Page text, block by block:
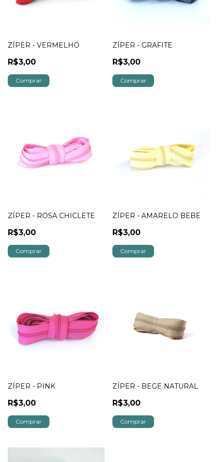
ZÍPER - VERMELHO
R$3,00
ZÍPER - GRAFITE
R$3,00
ZÍPER - ROSA CHICLETE
R$3,00
ZÍPER - AMARELO BEBE
R$3,00
ZÍPER - PINK
R$3,00
ZÍPER - BEGE NATURAL
R$3,00